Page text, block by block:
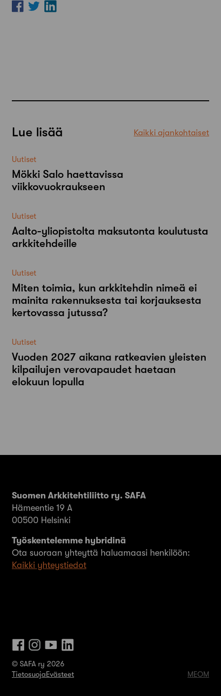
Lue lisää Kaikki ajankohtaiset
Uutiset
Mökki Salo haettavissa
viikkovuokraukseen
Uutiset
Aalto-​yliopistolta maksutonta koulutusta
arkkitehdeille
Uutiset
Miten toimia, kun arkkitehdin nimeä ei
mainita rakennuksesta tai korjauksesta
kertovassa jutussa?
Uutiset
Vuoden 2027 aikana ratkeavien yleisten
kilpailujen verovapaudet haetaan
elokuun lopulla
Suomen Arkkitehtiliitto ry. SAFA
Hämeentie 19 A
00500 Helsinki
Työskentelemme hybridinä
Ota suoraan yhteyttä haluamaasi henkilöön:
Kaikki yhteystiedot
© SAFA ry 2026
TietosuojaEvästeet MEOM